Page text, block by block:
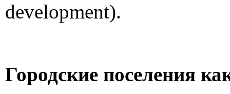
development).
Городские поселения